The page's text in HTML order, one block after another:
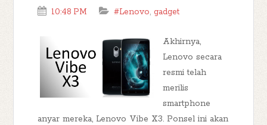
10:48 PM #Lenovo,gadget
Akhirnya,
Lenovo secara
resmi telah
merilis
smartphone
anyar mereka, Lenovo Vibe X3. Ponsel ini akan